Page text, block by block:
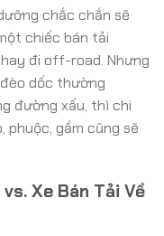
chắc chắn sẽ
chiếc bán tải
đi off-road. Nhưng
dốc thường
đường xấu, thì chi
phuộc, gầm cũng sẽ
Xe Bán Tải Về